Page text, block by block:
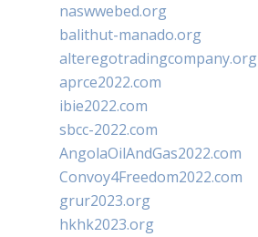
naswwebed.org
balithut-manado.org
alteregotradingcompany.org
aprce2022.com
ibie2022.com
sbcc-2022.com
AngolaOilAndGas2022.com
Convoy4Freedom2022.com
grur2023.org
hkhk2023.org